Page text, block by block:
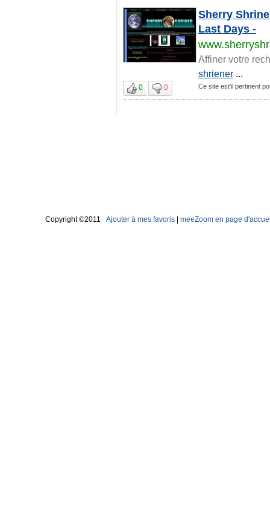
Sherry
Last Days -
Affiner votre
shriener ...
0 0 Ce site est'il pertinent
Copyright ©2011 Ajouter à mes favoris meeZoom en page